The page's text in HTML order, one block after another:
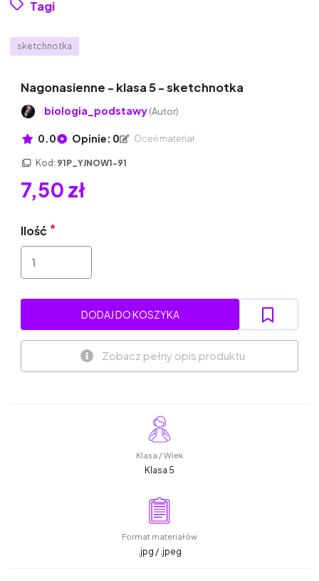
Tagi
sketchnotka
Nagonasienne - klasa 5 - sketchnotka
biologia_podstawy(Autor)
0.0 Opinie: 0 Oceń materiał
Kod: 91P_YJNOW1-91
7,50 zł
Ilość
DODAJ DO KOSZYKA
Zobacz pełny opis produktu
Klasa / Wiek
Klasa 5
Format materiałów
.jpg / .jpeg